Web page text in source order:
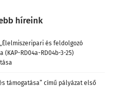
híreink
és feldolgozó
RD04a-RD04b-3-25)
támogatása” című pályázat első